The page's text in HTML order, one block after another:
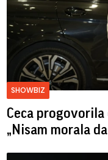
SHOWBIZ
Ceca
„Nisam morala